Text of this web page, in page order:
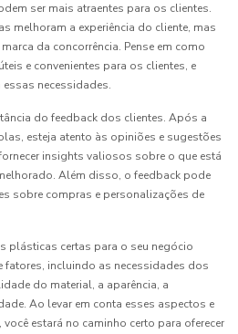
ser mais atraentes para os clientes.
melhoram a experiência do cliente, mas
da concorrência. Pense em como
e convenientes para os clientes, e
necessidades.
do feedback dos clientes. Após a
esteja atento às opiniões e sugestões
insights valiosos sobre o que está
Além disso, o feedback pode
sobre compras e personalizações de
plásticas certas para o seu negócio
fatores, incluindo as necessidades dos
do material, a aparência, a
Ao levar em conta esses aspectos e
estará no caminho certo para oferecer